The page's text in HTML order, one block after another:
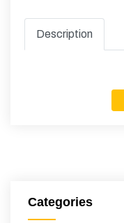
Description
Categories